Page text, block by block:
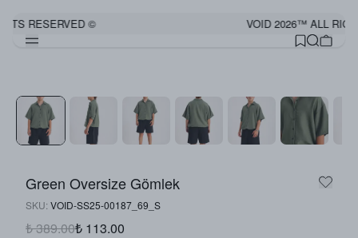
RESERVED © VOID 2026™ ALL
Green Oversize Gömlek
SKU: VOID-SS25-00187_69_S
₺ 389.00₺ 113.00